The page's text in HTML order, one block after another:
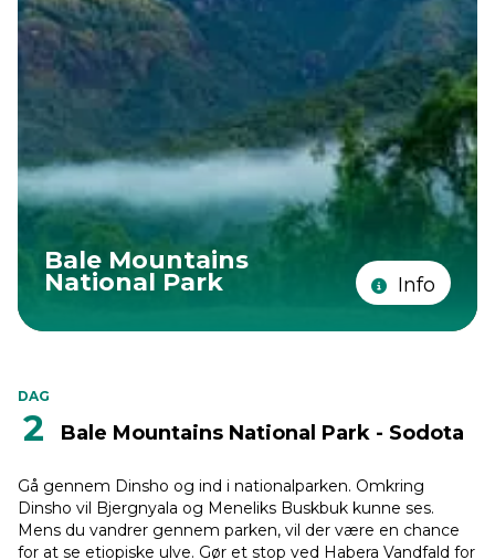
Bale Mountains
National Park Info
DAG
2 Bale Mountains National Park - Sodota
Gå gennem Dinsho og ind i nationalparken. Omkring
Dinsho vil Bjergnyala og Meneliks Buskbuk kunne ses.
Mens du vandrer gennem parken, vil der være en chance
for at se etiopiske ulve. Gør et stop ved Habera Vandfald for